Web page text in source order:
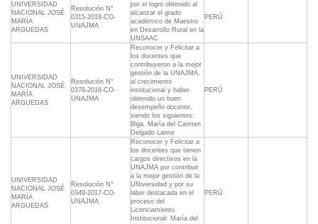
UNIVERSIDAD
NACIONAL JOSÉ
MARÍA
ARGUEDAS
Resolución N°
0315-2018-CO-
UNAJMA
por el logro obtenido al
alcanzar el grado
académico de Maestro
en Desarrollo Rural en la
UNSAAC
PERÚ
UNIVERSIDAD
NACIONAL JOSÉ
MARÍA
ARGUEDAS
Resolución N°
0378-2016-CO-
UNAJMA
Reconocer y Felicitar a
los docentes que
contribuyeron a la mejor
gestión de la UNAJMA,
al crecimiento
institucional y haber
obtenido un buen
desempeño docente,
siendo los siguientes:
Blga. María del Carmen
Delgado Laime
PERÚ
UNIVERSIDAD
NACIONAL JOSÉ
MARÍA
ARGUEDAS
Resolución N°
0349-2017-CO-
UNAJMA
Reconocer y Felicitar a
los docentes que tienen
cargos directivos en la
UNAJMA por contribuir
a la mejor gestión de la
UNiversidad y por su
labor destacada en el
proceso del
Licenciamiento
Institucional: María del
PERÚ